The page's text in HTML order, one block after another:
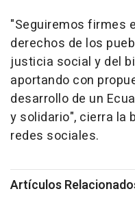
"Seguiremos firmes
derechos de los
justicia social y del
aportando con
desarrollo de un
y solidario", cierra la
redes sociales.
Artículos